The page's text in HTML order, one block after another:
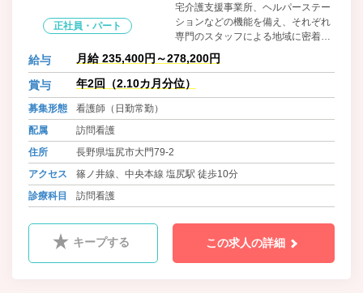
正社員・パート
宅介護支援事業所、ヘルパーステー
ションなどの機能を備え、それぞれ
専門のスタッフによる地域に密着し
た在宅医療、介護サービスの提供を
おこなっています。
給与 月給 235,400円～278,200円
賞与 年2回（2.10カ月分位）
募集形態
看護師（日勤常勤）
配属
訪問看護
住所
長野県塩尻市大門79-2
アクセス
篠ノ井線、中央本線 塩尻駅 徒歩10分
診療科目
訪問看護
キープする この求人の詳細